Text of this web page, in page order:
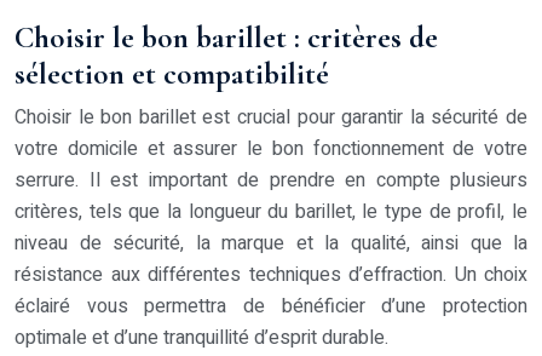
Choisir le bon barillet : critères de
sélection et compatibilité
Choisir le bon barillet est crucial pour garantir la sécurité de
votre domicile et assurer le bon fonctionnement de votre
serrure. Il est important de prendre en compte plusieurs
critères, tels que la longueur du barillet, le type de profil, le
niveau de sécurité, la marque et la qualité, ainsi que la
résistance aux différentes techniques d’effraction. Un choix
éclairé vous permettra de bénéficier d’une protection
optimale et d’une tranquillité d’esprit durable.